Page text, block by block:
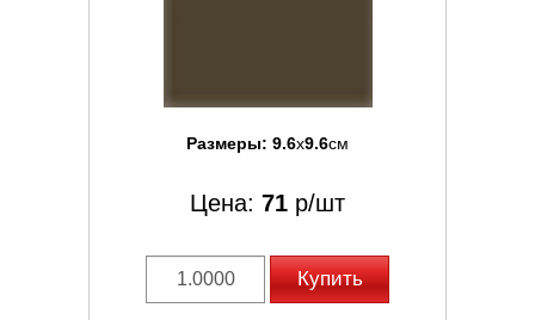
Размеры: 9.6x9.6см
Цена: 71 р/шт
Купить